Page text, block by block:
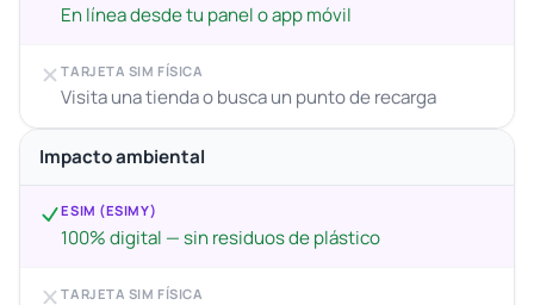
En línea desde tu panel o app móvil
TARJETA SIM FÍSICA
Visita una tienda o busca un punto de recarga
Impacto ambiental
ESIM (ESIMY)
100% digital — sin residuos de plástico
TARJETA SIM FÍSICA